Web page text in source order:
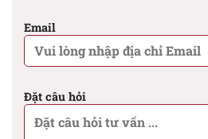
Email
Đặt câu hỏi